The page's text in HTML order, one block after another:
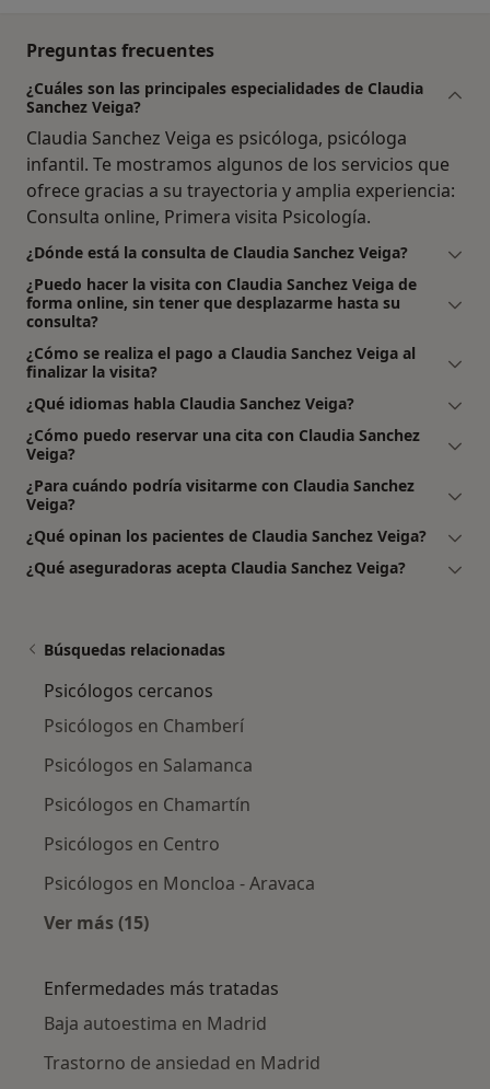
Preguntas frecuentes
¿Cuáles son las principales especialidades de Claudia
Sanchez Veiga?
Claudia Sanchez Veiga es psicóloga, psicóloga
infantil. Te mostramos algunos de los servicios que
ofrece gracias a su trayectoria y amplia experiencia:
Consulta online, Primera visita Psicología.
¿Dónde está la consulta de Claudia Sanchez Veiga?
¿Puedo hacer la visita con Claudia Sanchez Veiga de
forma online, sin tener que desplazarme hasta su
consulta?
¿Cómo se realiza el pago a Claudia Sanchez Veiga al
finalizar la visita?
¿Qué idiomas habla Claudia Sanchez Veiga?
¿Cómo puedo reservar una cita con Claudia Sanchez
Veiga?
¿Para cuándo podría visitarme con Claudia Sanchez
Veiga?
¿Qué opinan los pacientes de Claudia Sanchez Veiga?
¿Qué aseguradoras acepta Claudia Sanchez Veiga?
Búsquedas relacionadas
Psicólogos cercanos
Psicólogos en Chamberí
Psicólogos en Salamanca
Psicólogos en Chamartín
Psicólogos en Centro
Psicólogos en Moncloa - Aravaca
Ver más (15)
Enfermedades más tratadas
Baja autoestima en Madrid
Trastorno de ansiedad en Madrid